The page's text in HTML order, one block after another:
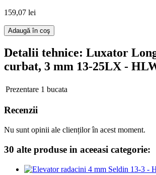
159,07 lei
Adaugă în coş
Detalii tehnice: Luxator
curbat, 3 mm 13-25LX -
Prezentare 1 bucata
Recenzii
Nu sunt opinii ale clienților în acest moment.
30 alte produse in aceeasi categorie: